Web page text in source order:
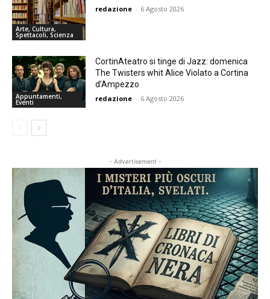
Arte, Cultura,
Spettacoli, Scienza
redazione - 6 Agosto 2026
Appuntamenti,
Eventi
CortinAteatro si tinge di Jazz: domenica
The Twisters whit Alice Violato a Cortina
d’Ampezzo
redazione - 6 Agosto 2026
- Advertisement -